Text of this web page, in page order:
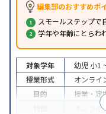
編集部のおすすめポ
スモールステップで
学年や年齢にとらわ
対象学年 幼児 小1
授業形式
オンライ
目的
授業・定
オンラ